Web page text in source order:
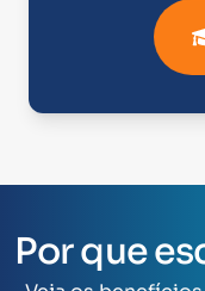
Por que